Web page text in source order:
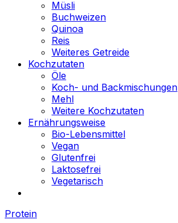
Müsli
Buchweizen
Quinoa
Reis
Weiteres Getreide
Kochzutaten
Öle
Koch- und Backmischungen
Mehl
Weitere Kochzutaten
Ernährungsweise
Bio-Lebensmittel
Vegan
Glutenfrei
Laktosefrei
Vegetarisch
Protein